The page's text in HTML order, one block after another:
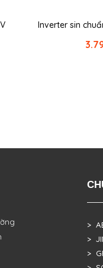
Inverter sin
>
>
>